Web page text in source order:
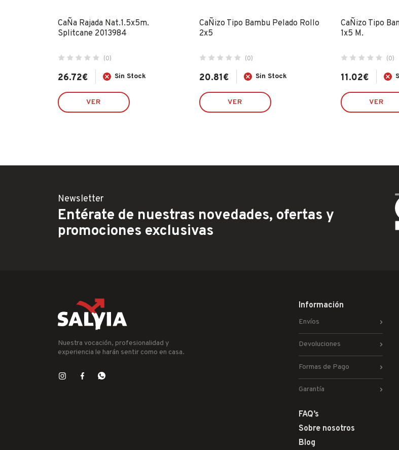
CaÑa Rajada Nat.1.5x5m.
Splitcane 2013984
(0)
26.72€ Sin Stock
VER
CaÑizo Tipo Bambu Pelado Rollo
2x5
(0)
20.81€ Sin Stock
VER
CaÑizo Tipo
1x5 M.
(0)
11.02€
VER
Newsletter
Entérate de nuestras novedades, ofertas y
promociones exclusivas
Nuestra vocación, profesionalidad y
experiencia le harán sentir como en casa.
Información
Envíos
Devoluciones
Formas de Pago
Garantía
FAQ’s
Sobre nosotros
Blog